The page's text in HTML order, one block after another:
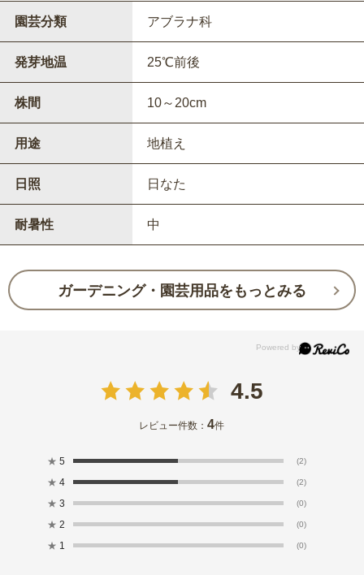
園芸分類 アブラナ科
発芽地温 25℃前後
株間 10～20cm
用途 地植え
日照 日なた
耐暑性 中
ガーデニング・園芸用品をもっとみる
4.5
レビュー件数：4件
★ 5 (2)
★ 4 (2)
★ 3 (0)
★ 2 (0)
★ 1 (0)